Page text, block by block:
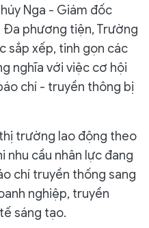
Nga - Giám đốc
phương tiện, Trường
sắp xếp, tinh gọn các
nghĩa với việc cơ hội
chí - truyền thông bị
trường lao động theo
nhu cầu nhân lực đang
chí truyền thống sang
nghiệp, truyền
sáng tạo.